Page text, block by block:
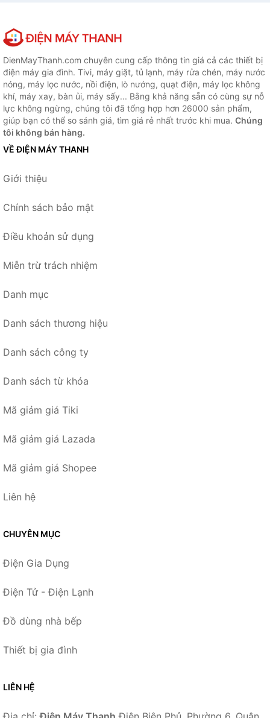
và 40cm (2mm) - Hàng
DienMayThanh.com chuyên cung cấp thông tin giá cả các thiết bị
điện máy gia đình. Tivi, máy giặt, tủ lạnh, máy rửa chén, máy nước
nóng, máy lọc nước, nồi điện, lò nướng, quạt điện, máy lọc không
khí, máy xay, bàn ủi, máy sấy... Bằng khả năng sẵn có cùng sự nỗ
lực không ngừng, chúng tôi đã tổng hợp hơn 26000 sản phẩm,
giúp bạn có thể so sánh giá, tìm giá rẻ nhất trước khi mua. Chúng
tôi không bán hàng.
VỀ ĐIỆN MÁY THANH
Giới thiệu
Chính sách bảo mật
Điều khoản sử dụng
Miễn trừ trách nhiệm
Danh mục
Danh sách thương hiệu
Danh sách công ty
Danh sách từ khóa
Mã giảm giá Tiki
Mã giảm giá Lazada
Mã giảm giá Shopee
Liên hệ
CHUYÊN MỤC
Điện Gia Dụng
Điện Tử - Điện Lạnh
Đồ dùng nhà bếp
Thiết bị gia đình
LIÊN HỆ